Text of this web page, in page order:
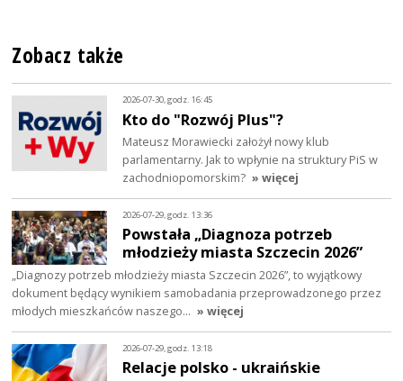
Zobacz także
2026-07-30, godz. 16:45
Kto do "Rozwój Plus"?
Mateusz Morawiecki założył nowy klub
parlamentarny. Jak to wpłynie na struktury PiS w
zachodniopomorskim? » więcej
2026-07-29, godz. 13:36
Powstała „Diagnoza potrzeb
młodzieży miasta Szczecin 2026”
„Diagnozy potrzeb młodzieży miasta Szczecin 2026”, to wyjątkowy
dokument będący wynikiem samobadania przeprowadzonego przez
młodych mieszkańców naszego… » więcej
2026-07-29, godz. 13:18
Relacje polsko - ukraińskie